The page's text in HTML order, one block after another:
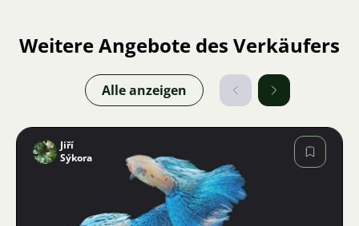
Weitere Angebote des Verkäufers
Alle anzeigen
Bild
Jiří
Sýkora